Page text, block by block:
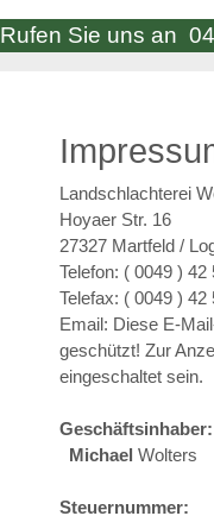
Rufen Sie uns an
Landschlachterei
Hoyaer Str. 16
27327 Martfeld /
Telefon: ( 0049 ) 42
Telefax: ( 0049 ) 42
Email: Diese E-
geschützt! Zur
eingeschaltet sein.
Geschäftsinhaber:
Michael Wolters
Steuernummer: